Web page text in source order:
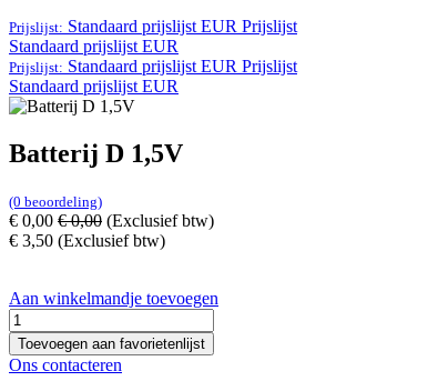
Prijslijst: Standaard prijslijst EUR Prijslijst
Standaard prijslijst EUR
Prijslijst: Standaard prijslijst EUR Prijslijst
Standaard prijslijst EUR
Batterij D 1,5V
(0 beoordeling)
€ 0,00 €0,00 (Exclusief btw)
€ 3,50 (Exclusief btw)
Aan winkelmandje toevoegen
Toevoegen aan favorietenlijst
Ons contacteren